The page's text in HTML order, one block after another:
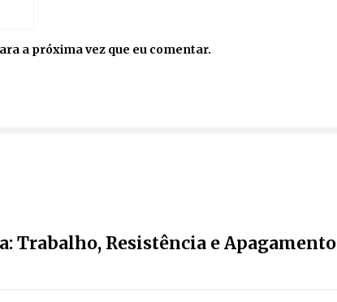
a próxima vez que eu comentar.
Trabalho, Resistência e Apagamento